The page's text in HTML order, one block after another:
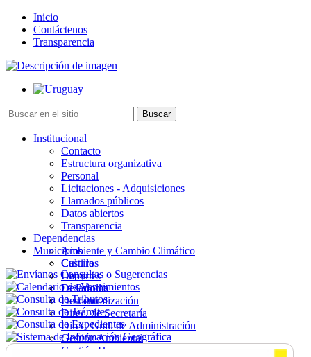
Inicio
Contáctenos
Transparencia
Institucional
Contacto
Estructura organizativa
Personal
Licitaciones - Adquisiciones
Llamados públicos
Datos abiertos
Transparencia
Dependencias
Ambiente y Cambio Climático
Cultura
Deportes
Desarrollo
Descentralización
Direc. de Secretaría
Direc. Gral. de Administración
Gestión Ambiental
Gestión Humana
Municipios
Castillos
Chuy
La Paloma
Lascano